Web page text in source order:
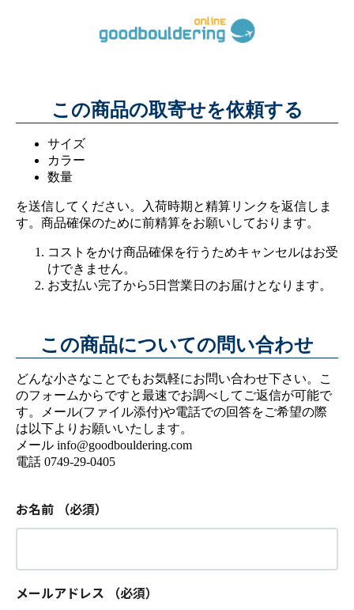
この商品の取寄せを依頼する
サイズ
カラー
数量
を送信してください。入荷時期と精算リンクを返信しま
す。商品確保のために前精算をお願いしております。
コストをかけ商品確保を行うためキャンセルはお受
けできません。
お支払い完了から5日営業日のお届けとなります。
この商品についての問い合わせ
どんな小さなことでもお気軽にお問い合わせ下さい。こ
のフォームからですと最速でお調べしてご返信が可能で
す。メール(ファイル添付)や電話での回答をご希望の際
は以下よりお願いいたします。
メール info@goodbouldering.com
電話 0749-29-0405
お名前 （必須）
メールアドレス （必須）